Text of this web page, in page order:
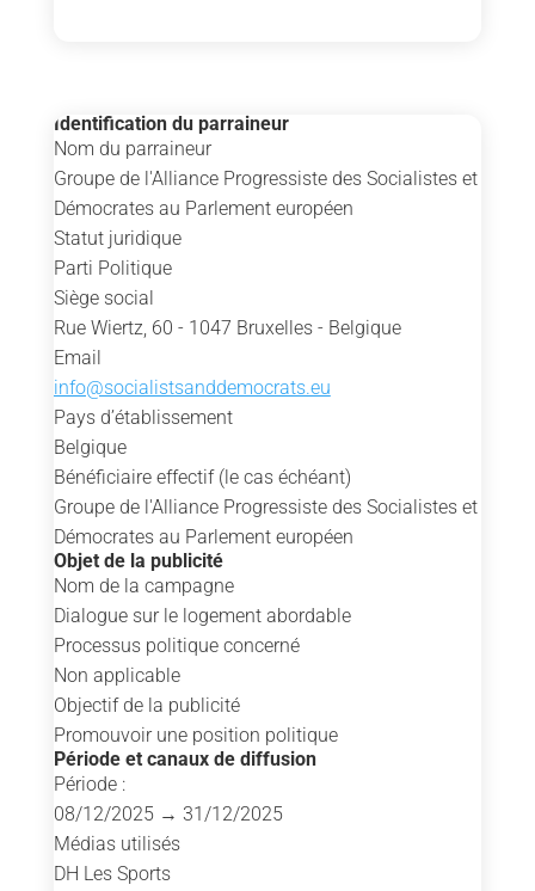
Identification du parraineur
Nom du parraineur
Groupe de l'Alliance Progressiste des Socialistes et
Démocrates au Parlement européen
Statut juridique
Parti Politique
Siège social
Rue Wiertz, 60 - 1047 Bruxelles - Belgique
Email
info@socialistsanddemocrats.eu
Pays d’établissement
Belgique
Bénéficiaire effectif (le cas échéant)
Groupe de l'Alliance Progressiste des Socialistes et
Démocrates au Parlement européen
Objet de la publicité
Nom de la campagne
Dialogue sur le logement abordable
Processus politique concerné
Non applicable
Objectif de la publicité
Promouvoir une position politique
Période et canaux de diffusion
Période :
08/12/2025 → 31/12/2025
Médias utilisés
DH Les Sports